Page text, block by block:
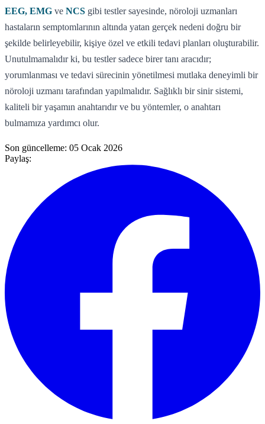
EEG, EMG ve NCS gibi testler sayesinde, nöroloji uzmanları
hastaların semptomlarının altında yatan gerçek nedeni doğru bir
şekilde belirleyebilir, kişiye özel ve etkili tedavi planları oluşturabilir.
Unutulmamalıdır ki, bu testler sadece birer tanı aracıdır;
yorumlanması ve tedavi sürecinin yönetilmesi mutlaka deneyimli bir
nöroloji uzmanı tarafından yapılmalıdır. Sağlıklı bir sinir sistemi,
kaliteli bir yaşamın anahtarıdır ve bu yöntemler, o anahtarı
bulmamıza yardımcı olur.
Son güncelleme: 05 Ocak 2026
Paylaş: